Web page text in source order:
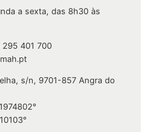
a sexta, das 8h30 às
295 401 700
s/n, 9701-857 Angra do